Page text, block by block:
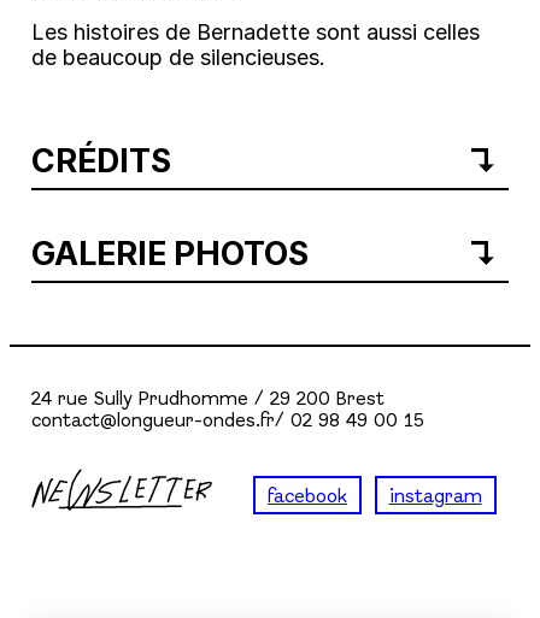
Les histoires de Bernadette sont aussi celles
de beaucoup de silencieuses.
CRÉDITS
GALERIE PHOTOS
24 rue Sully Prudhomme / 29 200 Brest
contact@longueur-ondes.fr/ 02 98 49 00 15
facebook instagram